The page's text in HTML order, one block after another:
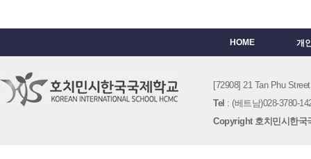
HOME 개
[72908] 21 Tan Phu
Tel : (베트남)028-3780-
Copyright 호치민시한국